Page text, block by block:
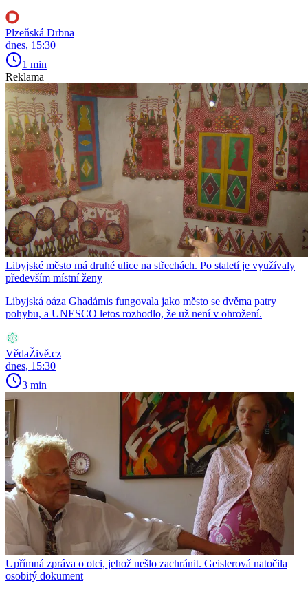
Plzeňská Drbna
dnes, 15:30
1 min
Reklama
Libyjské město má druhé ulice na střechách. Po staletí je využívaly
především místní ženy
Libyjská oáza Ghadámis fungovala jako město se dvěma patry
pohybu, a UNESCO letos rozhodlo, že už není v ohrožení.
VědaŽivě.cz
dnes, 15:30
3 min
Upřímná zpráva o otci, jehož nešlo zachránit. Geislerová natočila
osobitý dokument